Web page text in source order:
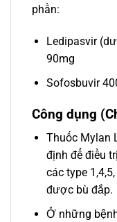
phần:
Ledipasvir
90mg
Sofosbuvir
Công dụng
Thuốc Mylan
định để điều
các type
được bù đắp.
Ở những